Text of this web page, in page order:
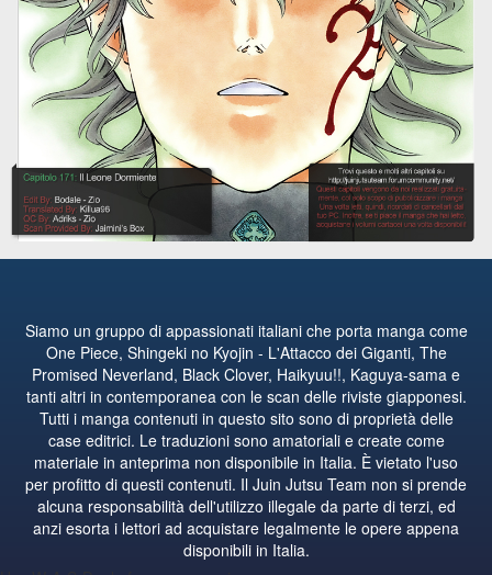
Siamo un gruppo di appassionati italiani che porta manga come
One Piece, Shingeki no Kyojin - L'Attacco dei Giganti, The
Promised Neverland, Black Clover, Haikyuu!!, Kaguya-sama e
tanti altri in contemporanea con le scan delle riviste giapponesi.
Tutti i manga contenuti in questo sito sono di proprietà delle
case editrici. Le traduzioni sono amatoriali e create come
materiale in anteprima non disponibile in Italia. È vietato l'uso
per profitto di questi contenuti. Il Juin Jutsu Team non si prende
alcuna responsabilità dell'utilizzo illegale da parte di terzi, ed
anzi esorta i lettori ad acquistare legalmente le opere appena
disponibili in Italia.